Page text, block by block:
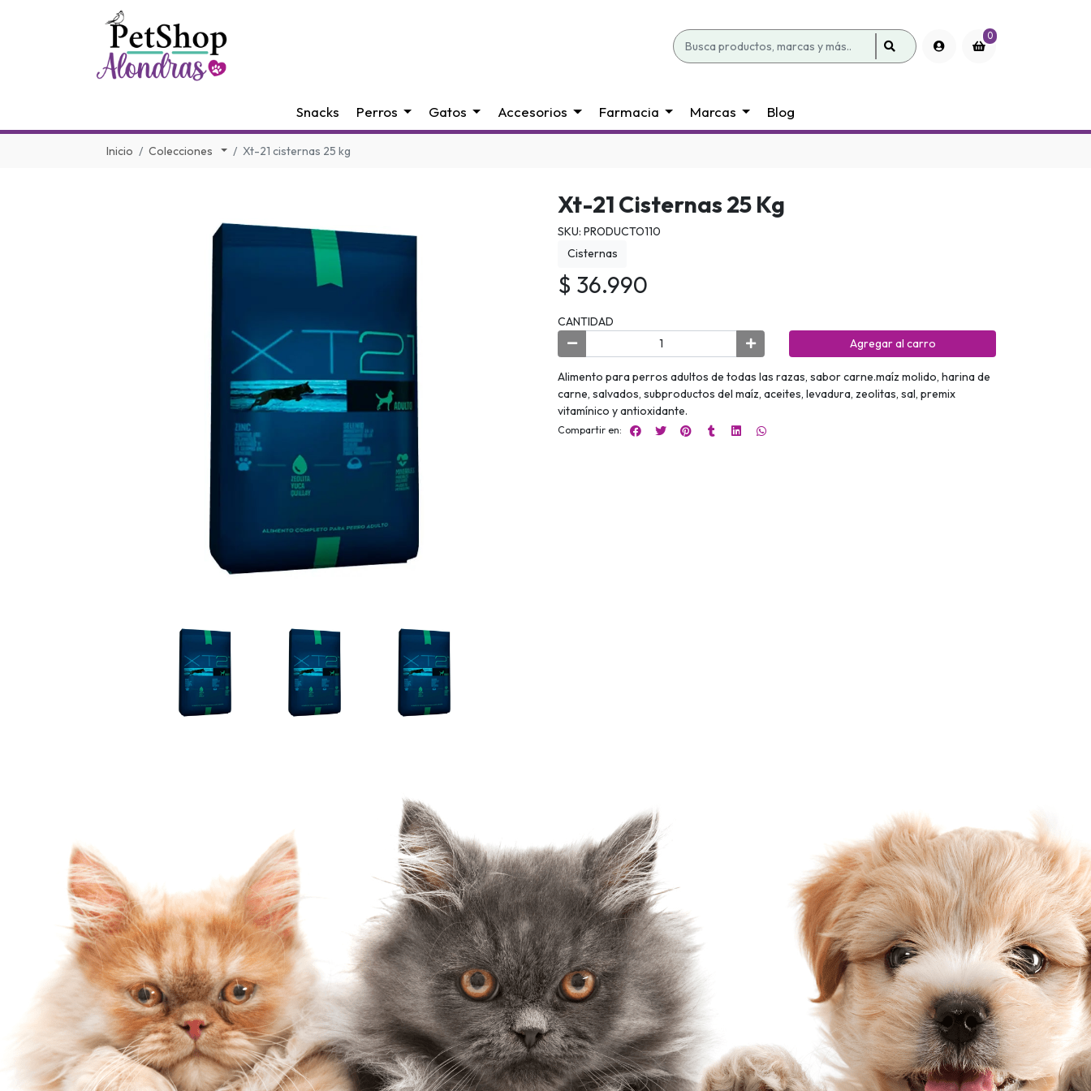
0
Snacks Perros Gatos Accesorios Farmacia Marcas Blog
Inicio Colecciones Xt-21 cisternas 25 kg
Xt-21 Cisternas 25 Kg
SKU: PRODUCTO110
Cisternas
$ 36.990
CANTIDAD
Agregar al carro
Alimento para perros adultos de todas las razas, sabor carne.maíz molido, harina de
carne, salvados, subproductos del maíz, aceites, levadura, zeolitas, sal, premix
vitamínico y antioxidante.
Compartir en: